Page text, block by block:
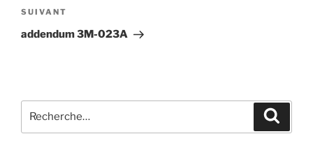
Article
suivant
SUIVANT
addendum 3M-023A
pour